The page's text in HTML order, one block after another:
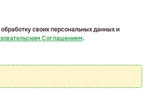
своих персональных данных и
Соглашением.